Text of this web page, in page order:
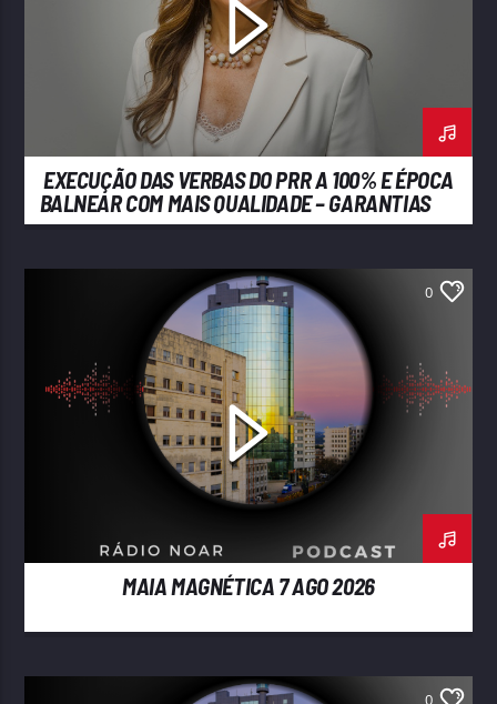
EXECUÇÃO DAS VERBAS DO PRR A 100% E ÉPOCA
BALNEAR COM MAIS QUALIDADE – GARANTIAS DA
PRESIDENTE DA CÂMARA DE MATOSINHOS LUÍSA
0
MAIA MAGNÉTICA 7 AGO 2026
0